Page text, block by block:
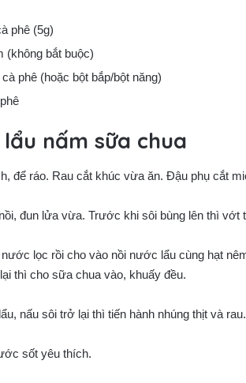
phê (5g)
(không bắt buộc)
phê (hoặc bột bắp/bột năng)
nấm sữa chua
để ráo. Rau cắt khúc vừa ăn. Đậu phụ cắt
đun lửa vừa. Trước khi sôi bùng lên thì vớt
lọc rồi cho vào nồi nước lẩu cùng hạt
thì cho sữa chua vào, khuấy đều.
nấu sôi trở lại thì tiến hành nhúng thịt và rau.
sốt yêu thích.